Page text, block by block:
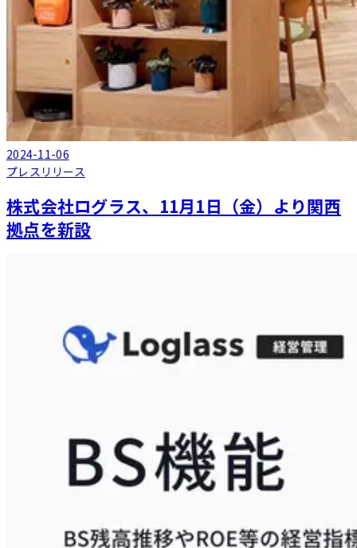
2024-11-06
プレスリリース
株式会社ログラス、11月1日（金）より関西
拠点を新設